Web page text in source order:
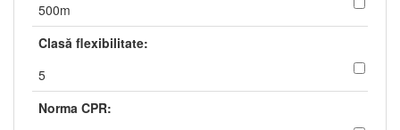
500m
Clasă flexibilitate:
5
Norma CPR: